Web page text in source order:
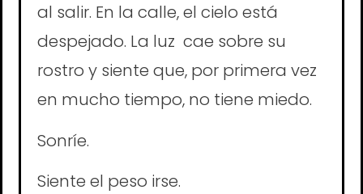
al salir. En la calle, el cielo está
despejado. La luz cae sobre su
rostro y siente que, por primera vez
en mucho tiempo, no tiene miedo.
Sonríe.
Siente el peso irse.